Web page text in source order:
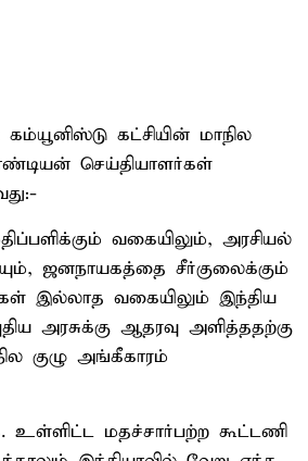
கம்யூனிஸ்டு கட்சியின் மாநில
செய்தியாளர்கள்
வகையிலும், அரசியல்
ஜனநாயகத்தை சீர்குலைக்கும்
இல்லாத வகையிலும் இந்திய
அரசுக்கு ஆதரவு அளித்ததற்கு
குழு அங்கீகாரம்
உள்ளிட்ட மதச்சார்பற்ற கூட்டணி